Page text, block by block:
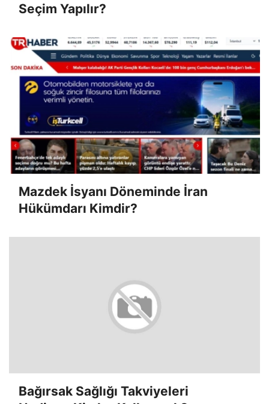
Seçim Yapılır?
Mazdek İsyanı Döneminde İran
Hükümdarı Kimdir?
Bağırsak Sağlığı Takviyeleri